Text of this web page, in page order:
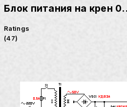
Блок питания на крен
Ratings
(47)